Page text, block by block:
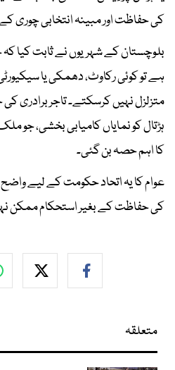
کی حفاظت اور مبینہ انتخابی چوری
بلوچستان کے شہریوں نے ثابت کیا
ہے تو کوئی رکاوٹ، دھمکی یا
متزلزل نہیں کرسکتے۔ تاجر برادری
ہڑتال کو نمایاں کامیابی بخشی، جو
کا اہم حصہ بن گئی۔
عوام کا یہ اتحاد حکومت کے لیے واضح
کی حفاظت کے بغیر استحکام ممکن
متعلقہ